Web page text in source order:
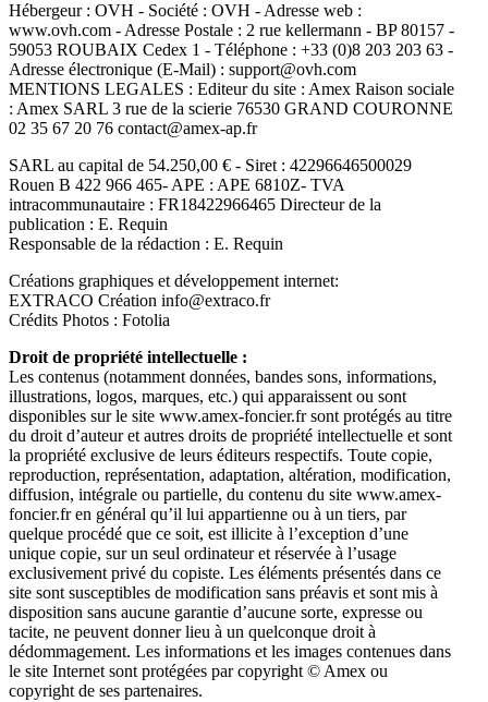
Hébergeur : OVH - Société : OVH - Adresse web :
www.ovh.com - Adresse Postale : 2 rue kellermann - BP 80157 -
59053 ROUBAIX Cedex 1 - Téléphone : +33 (0)8 203 203 63 -
Adresse électronique (E-Mail) : support@ovh.com
MENTIONS LEGALES : Editeur du site : Amex Raison sociale
: Amex SARL 3 rue de la scierie 76530 GRAND COURONNE
02 35 67 20 76 contact@amex-ap.fr
SARL au capital de 54.250,00 € - Siret : 42296646500029
Rouen B 422 966 465- APE : APE 6810Z- TVA
intracommunautaire : FR18422966465 Directeur de la
publication : E. Requin
Responsable de la rédaction : E. Requin
Créations graphiques et développement internet:
EXTRACO Création info@extraco.fr
Crédits Photos : Fotolia
Droit de propriété intellectuelle :
Les contenus (notamment données, bandes sons, informations,
illustrations, logos, marques, etc.) qui apparaissent ou sont
disponibles sur le site www.amex-foncier.fr sont protégés au titre
du droit d’auteur et autres droits de propriété intellectuelle et sont
la propriété exclusive de leurs éditeurs respectifs. Toute copie,
reproduction, représentation, adaptation, altération, modification,
diffusion, intégrale ou partielle, du contenu du site www.amex-
foncier.fr en général qu’il lui appartienne ou à un tiers, par
quelque procédé que ce soit, est illicite à l’exception d’une
unique copie, sur un seul ordinateur et réservée à l’usage
exclusivement privé du copiste. Les éléments présentés dans ce
site sont susceptibles de modification sans préavis et sont mis à
disposition sans aucune garantie d’aucune sorte, expresse ou
tacite, ne peuvent donner lieu à un quelconque droit à
dédommagement. Les informations et les images contenues dans
le site Internet sont protégées par copyright © Amex ou
copyright de ses partenaires.